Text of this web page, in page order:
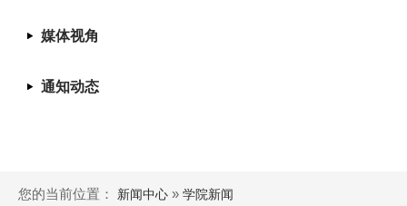
媒体视角
通知动态
您的当前位置： 新闻中心 » 学院新闻